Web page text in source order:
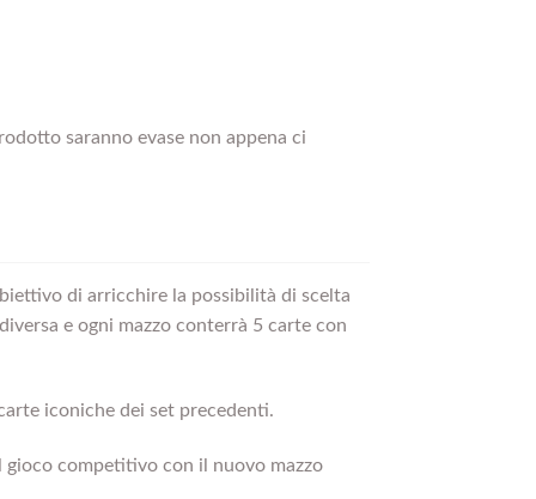
saranno evase non appena ci
di arricchire la possibilità di scelta
e ogni mazzo conterrà 5 carte con
iconiche dei set precedenti.
gioco competitivo con il nuovo mazzo